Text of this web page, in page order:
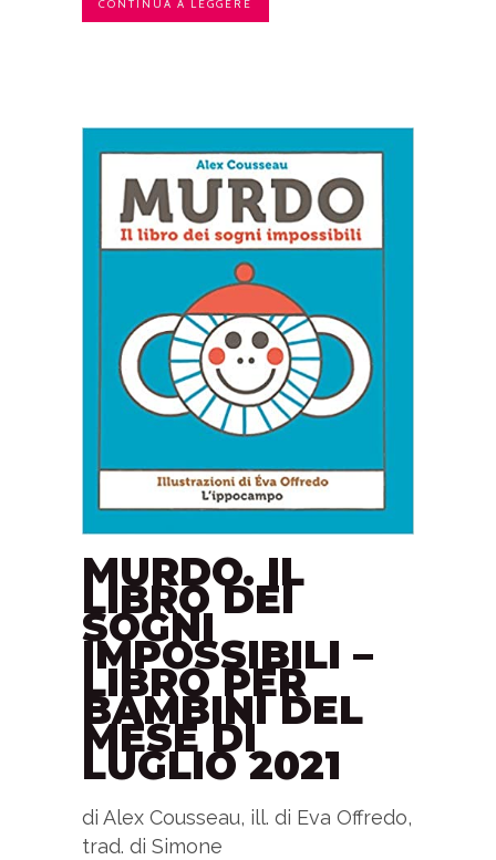
CONTINUA A LEGGERE
MURDO. IL
LIBRO DEI
SOGNI
IMPOSSIBILI –
LIBRO PER
BAMBINI DEL
MESE DI
LUGLIO 2021
di Alex Cousseau, ill. di Eva Offredo,
trad. di Simone